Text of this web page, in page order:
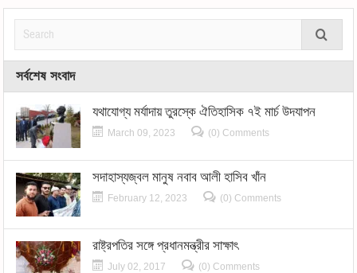
সর্বশেষ সংবাদ
যথাযোগ্য মর্যাদায় তুরস্কে ঐতিহাসিক ৭ই মার্চ উদযাপন
March 09, 2023 (0) Comments
সদাহাস্যজ্বল মানুষ নবাব আলী হাসিব খাঁন
February 12, 2023 (0) Comments
রাষ্ট্রপতির সঙ্গে প্রধানমন্ত্রীর সাক্ষাৎ
July 02, 2017 (0) Comments